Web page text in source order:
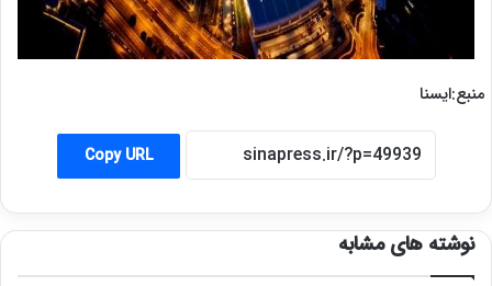
​منبع:ایسنا
Copy URL
نوشته های مشابه